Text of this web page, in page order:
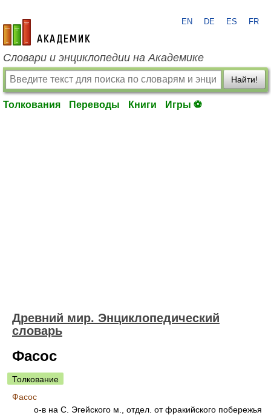
academic.ru
EN DE ES FR
Словари и энциклопедии на Академике
Найти!
Толкования Переводы Книги Игры ⚽
Древний мир. Энциклопедический
словарь
Фасос
Толкование
Фасос
о-в на С. Эгейского м., отдел. от фракийского побережья